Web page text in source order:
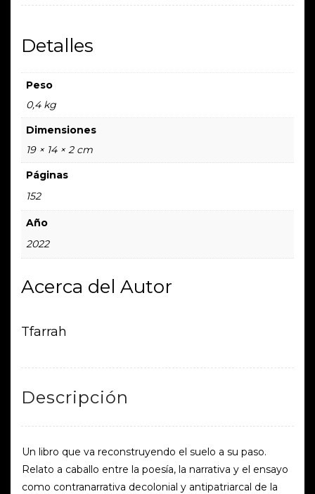
Detalles
Peso
0,4 kg
Dimensiones
19 × 14 × 2 cm
Páginas
152
Año
2022
Acerca del Autor
Tfarrah
Descripción
Un libro que va reconstruyendo el suelo a su paso.
Relato a caballo entre la poesía, la narrativa y el ensayo
como contranarrativa decolonial y antipatriarcal de la